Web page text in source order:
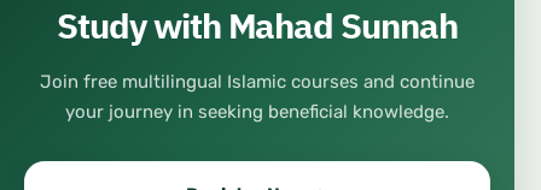
Study with Mahad Sunnah
Join free multilingual Islamic courses and continue
your journey in seeking beneficial knowledge.